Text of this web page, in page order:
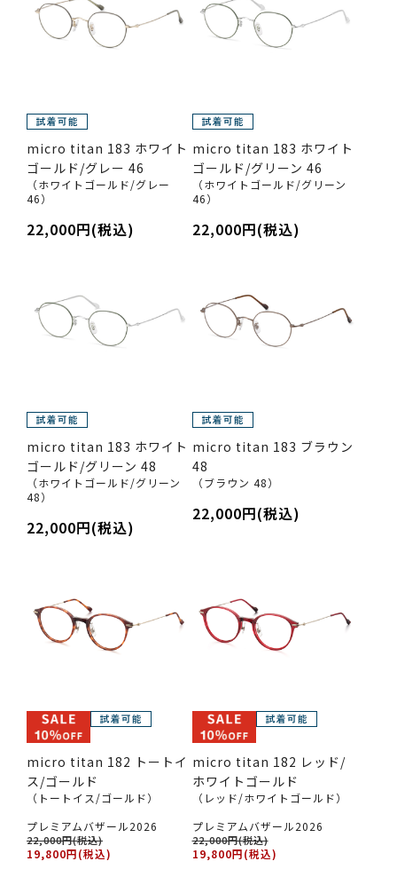
micro titan 183 ホワイト
ゴールド/グレー 46
（ホワイトゴールド/グレー
46）
22,000円(税込)
micro titan 183 ホワイト
ゴールド/グリーン 46
（ホワイトゴールド/グリーン
46）
22,000円(税込)
micro titan 183 ホワイト
ゴールド/グリーン 48
（ホワイトゴールド/グリーン
48）
22,000円(税込)
micro titan 183 ブラウン
48
（ブラウン 48）
22,000円(税込)
micro titan 182 トートイ
ス/ゴールド
（トートイス/ゴールド）
プレミアムバザール2026
22,000円(税込)
19,800円(税込)
micro titan 182 レッド/
ホワイトゴールド
（レッド/ホワイトゴールド）
プレミアムバザール2026
22,000円(税込)
19,800円(税込)